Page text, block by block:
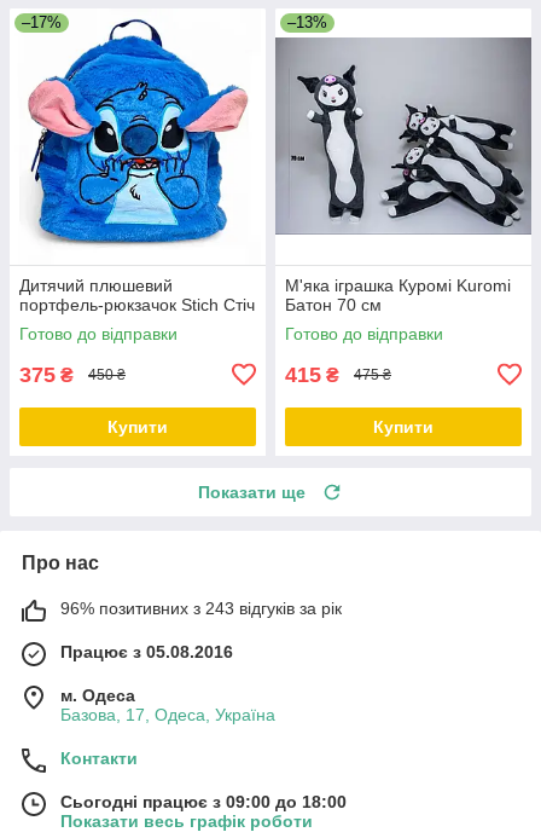
–17%
Дитячий плюшевий
портфель-рюкзачок Stich Стіч
Готово до відправки
375 ₴ 450 ₴
Купити
–13%
М'яка іграшка Куромі Kuromi
Батон 70 см
Готово до відправки
415 ₴ 475 ₴
Купити
Показати ще
Про нас
96% позитивних з 243 відгуків за рік
Працює з 05.08.2016
м. Одеса
Базова, 17, Одеса, Україна
Контакти
Сьогодні працює з 09:00 до 18:00
Показати весь графік роботи